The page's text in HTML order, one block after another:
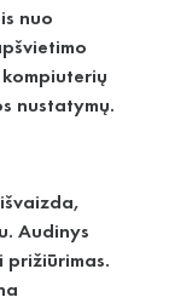
nuo
nustatymų.
Audinys
prižiūrimas.